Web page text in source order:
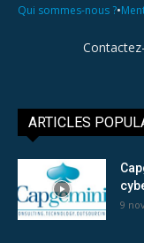
Qui sommes-nous ?•
ARTICLES
9